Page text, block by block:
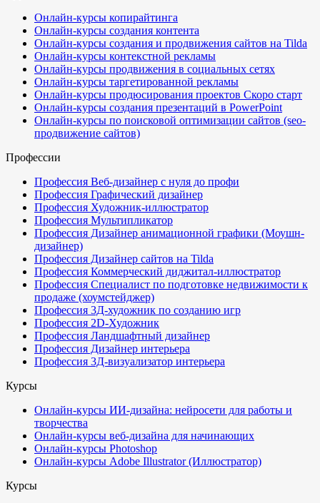
Онлайн-курсы копирайтинга
Онлайн-курсы создания контента
Онлайн-курсы создания и продвижения сайтов на Tilda
Онлайн-курсы контекстной рекламы
Онлайн-курсы продвижения в социальных сетях
Онлайн-курсы таргетированной рекламы
Онлайн-курсы продюсирования проектов Скоро старт
Онлайн-курсы создания презентаций в PowerPoint
Онлайн-курсы по поисковой оптимизации сайтов (seo-
продвижение сайтов)
Профессии
Профессия Веб-дизайнер с нуля до профи
Профессия Графический дизайнер
Профессия Художник-иллюстратор
Профессия Мультипликатор
Профессия Дизайнер анимационной графики (Моушн-
дизайнер)
Профессия Дизайнер сайтов на Tilda
Профессия Коммерческий диджитал-иллюстратор
Профессия Специалист по подготовке недвижимости к
продаже (хоумстейджер)
Профессия 3Д-художник по созданию игр
Профессия 2D-Художник
Профессия Ландшафтный дизайнер
Профессия Дизайнер интерьера
Профессия 3Д-визуализатор интерьера
Курсы
Онлайн-курсы ИИ-дизайна: нейросети для работы и
творчества
Онлайн-курсы веб-дизайна для начинающих
Онлайн-курсы Photoshop
Онлайн-курсы Adobe Illustrator (Иллюстратор)
Курсы